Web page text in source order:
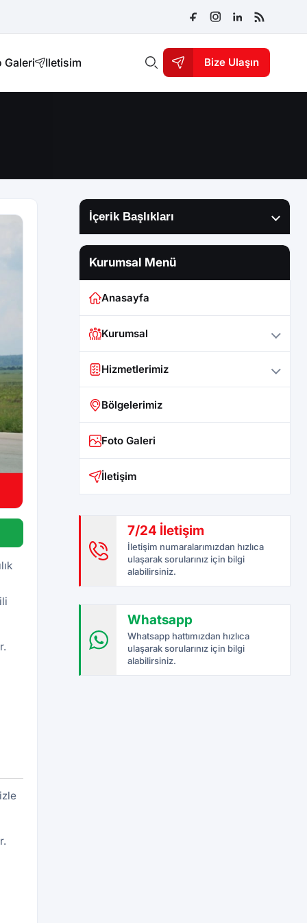
Galeri Iletisim Bize Ulaşın
İçerik Başlıkları
Kurumsal Menü
Anasayfa
Kurumsal
Hizmetlerimiz
Bölgelerimiz
Foto Galeri
İletişim
7/24 İletişim
İletişim numaralarımızdan hızlıca
ulaşarak sorularınız için bilgi
alabilirsiniz.
Whatsapp
Whatsapp hattımızdan hızlıca
ulaşarak sorularınız için bilgi
alabilirsiniz.